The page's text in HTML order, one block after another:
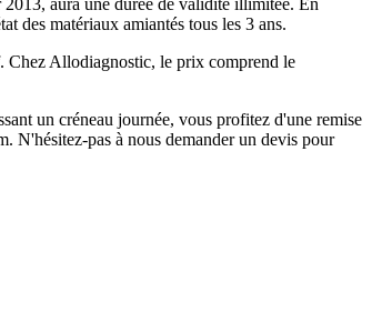
des matériaux amiantés tous les 3 ans.
Chez Allodiagnostic, le prix comprend le
un créneau journée, vous profitez d'une remise
N'hésitez-pas à nous demander un devis pour